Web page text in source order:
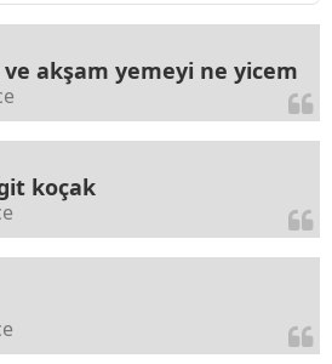
akşam yemeyi ne yicem
koçak